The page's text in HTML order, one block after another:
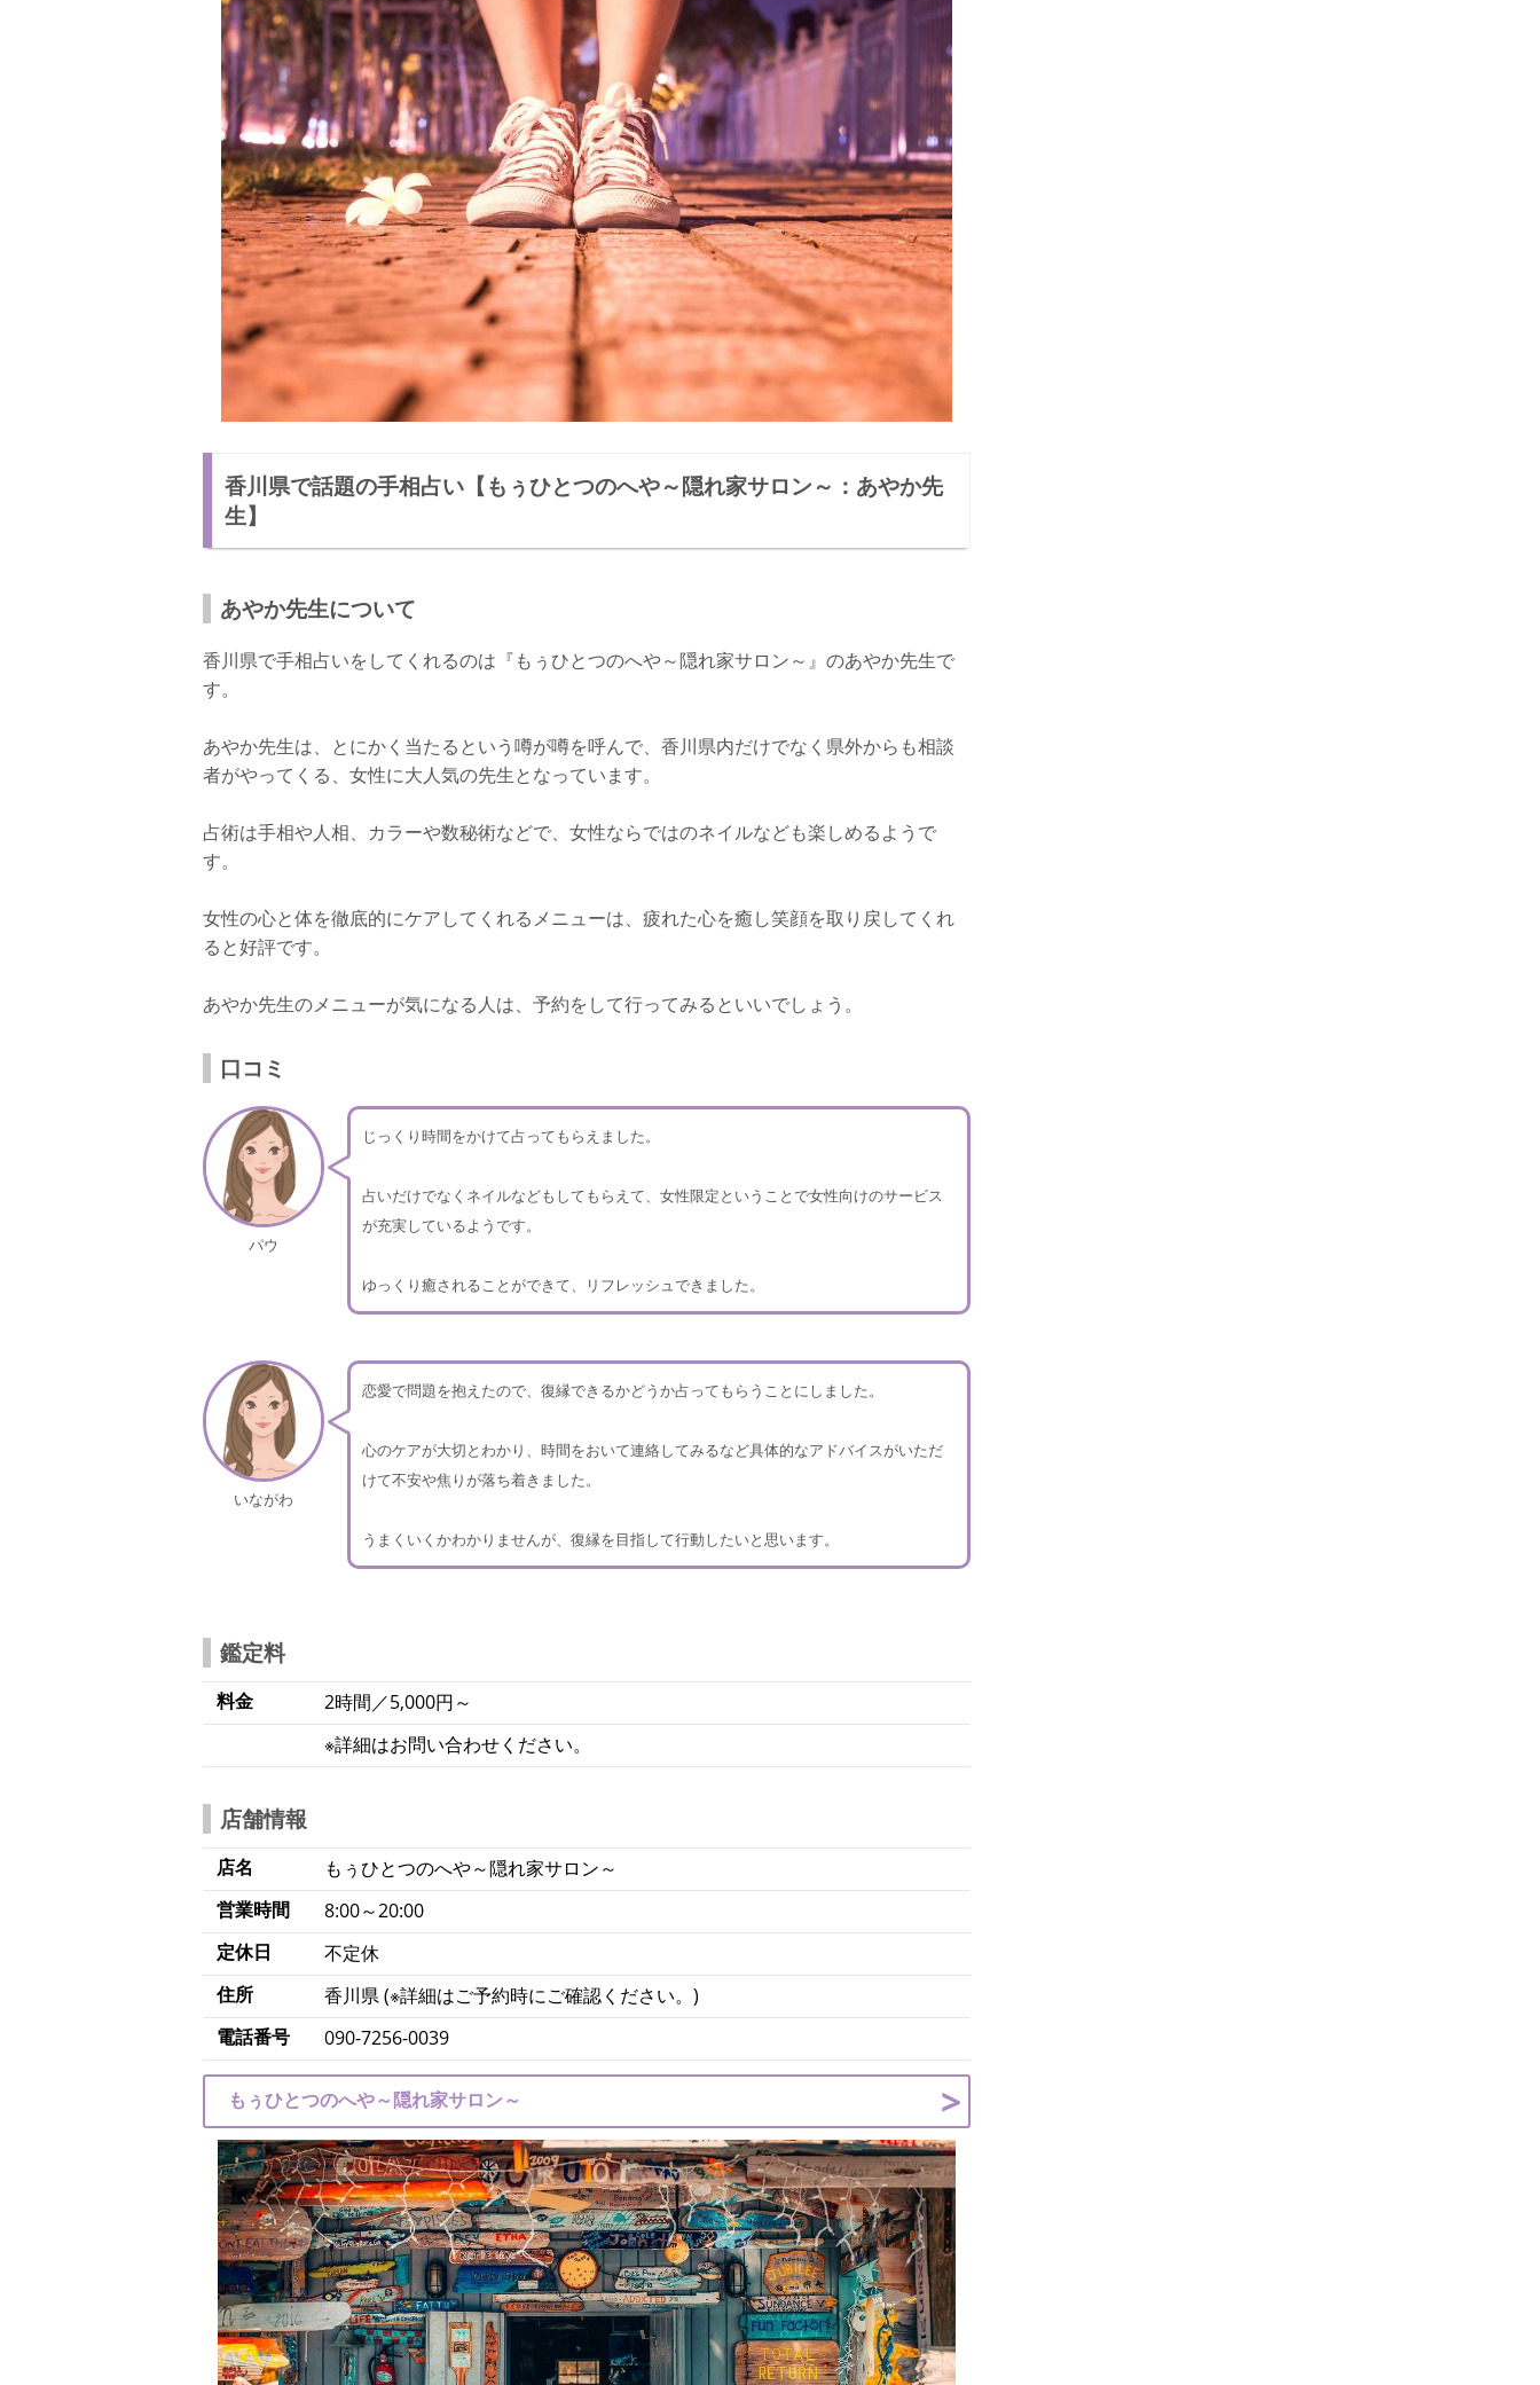
香川県で話題の手相占い【もぅひとつのへや～隠れ家サロン～：あやか先
生】
あやか先生について
香川県で手相占いをしてくれるのは『もぅひとつのへや～隠れ家サロン～』のあやか先生で
す。
あやか先生は、とにかく当たるという噂が噂を呼んで、香川県内だけでなく県外からも相談
者がやってくる、女性に大人気の先生となっています。
占術は手相や人相、カラーや数秘術などで、女性ならではのネイルなども楽しめるようで
す。
女性の心と体を徹底的にケアしてくれるメニューは、疲れた心を癒し笑顔を取り戻してくれ
ると好評です。
あやか先生のメニューが気になる人は、予約をして行ってみるといいでしょう。
口コミ
パウ
じっくり時間をかけて占ってもらえました。
占いだけでなくネイルなどもしてもらえて、女性限定ということで女性向けのサービス
が充実しているようです。
ゆっくり癒されることができて、リフレッシュできました。
いながわ
恋愛で問題を抱えたので、復縁できるかどうか占ってもらうことにしました。
心のケアが大切とわかり、時間をおいて連絡してみるなど具体的なアドバイスがいただ
けて不安や焦りが落ち着きました。
うまくいくかわかりませんが、復縁を目指して行動したいと思います。
鑑定料
料金
2時間／5,000円～
※詳細はお問い合わせください。
店舗情報
店名
もぅひとつのへや～隠れ家サロン～
営業時間
8:00～20:00
定休日
不定休
住所
香川県 (※詳細はご予約時にご確認ください。)
電話番号
090-7256-0039
もぅひとつのへや～隠れ家サロン～